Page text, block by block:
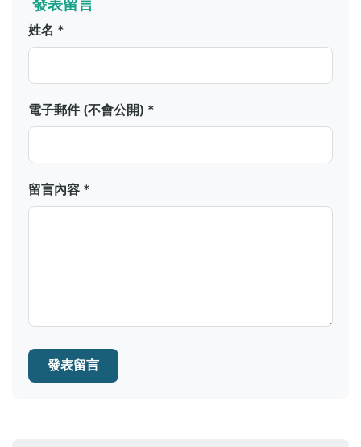
姓名 *
電子郵件 (不會公開) *
留言內容 *
發表留言